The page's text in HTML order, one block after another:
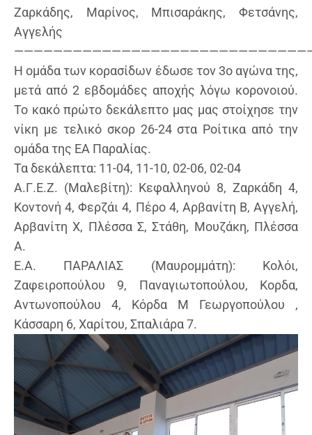
Ζαρκάδης, Μαρίνος, Μπισαράκης, Φετσάνης,
Αγγελής
Η ομάδα των κορασίδων έδωσε τον 3ο αγώνα της,
μετά από 2 εβδομάδες αποχής λόγω κορονοιού.
Το κακό πρώτο δεκάλεπτο μας μας στοίχησε την
νίκη με τελικό σκορ 26-24 στα Ροίτικα από την
ομάδα της ΕΑ Παραλίας.
Τα δεκάλεπτα: 11-04, 11-10, 02-06, 02-04
Α.Γ.Ε.Ζ. (Μαλεβίτη): Κεφαλληνού 8, Ζαρκάδη 4,
Κοντονή 4, Φερζάι 4, Πέρο 4, Αρβανίτη Β, Αγγελή,
Αρβανίτη Χ, Πλέσσα Σ, Στάθη, Μουζάκη, Πλέσσα
Α.
Ε.Α. ΠΑΡΑΛΙΑΣ (Μαυρομμάτη): Κολόι,
Ζαφειροπούλου 9, Παναγιωτοπούλου, Κορδα,
Αντωνοπούλου 4, Κόρδα Μ Γεωργοπούλου ,
Κάσσαρη 6, Χαρίτου, Σπαλιάρα 7.